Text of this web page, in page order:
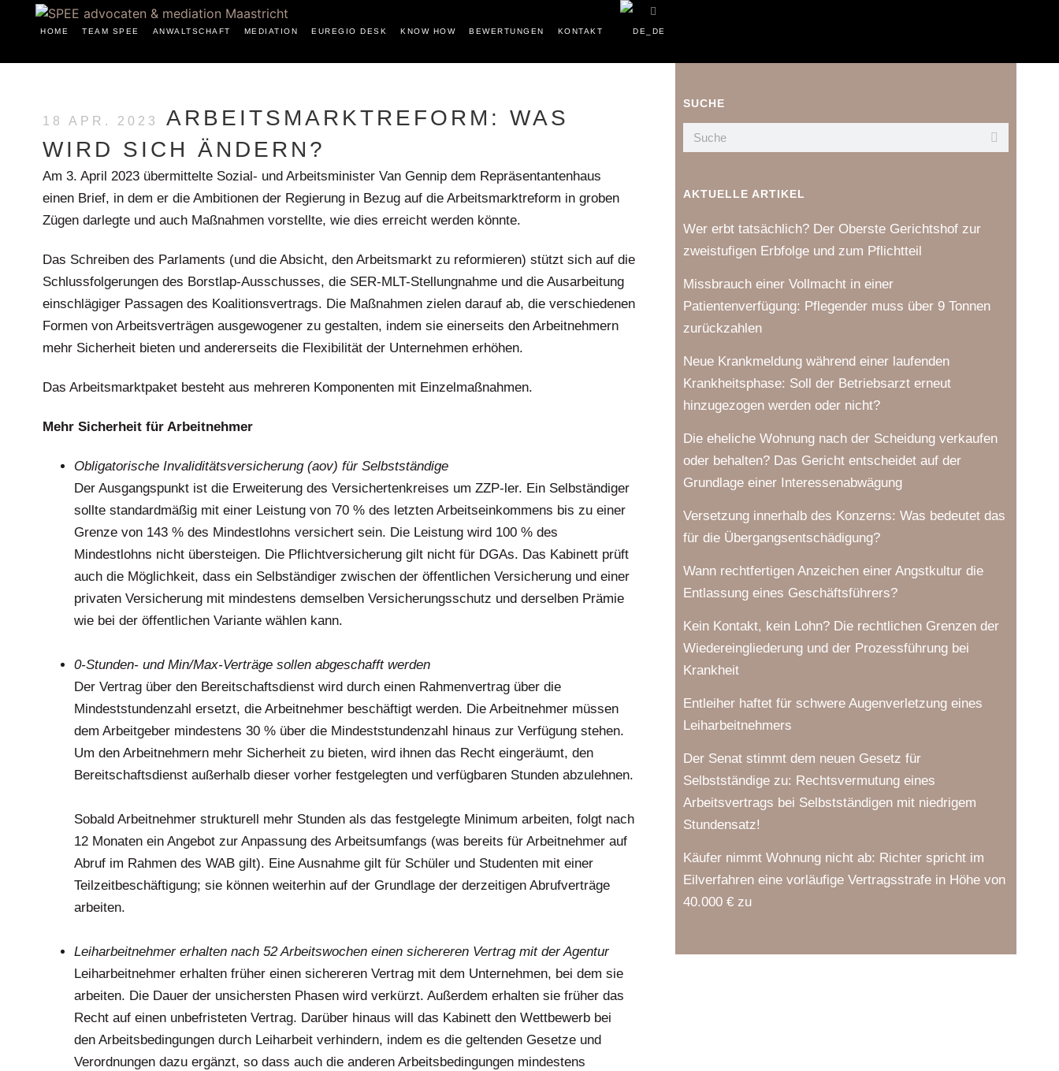
HOME TEAM SPEE ANWALTSCHAFT MEDIATION EUREGIO DESK KNOW HOW BEWERTUNGEN KONTAKT
18 APR. 2023
ARBEITSMARKTREFORM: WAS
WIRD SICH ÄNDERN?
Am 3. April 2023 übermittelte Sozial- und Arbeitsminister Van Gennip dem Repräsentantenhaus
einen Brief, in dem er die Ambitionen der Regierung in Bezug auf die Arbeitsmarktreform in groben
Zügen darlegte und auch Maßnahmen vorstellte, wie dies erreicht werden könnte.
Das Schreiben des Parlaments (und die Absicht, den Arbeitsmarkt zu reformieren) stützt sich auf die
Schlussfolgerungen des Borstlap-Ausschusses, die SER-MLT-Stellungnahme und die Ausarbeitung
einschlägiger Passagen des Koalitionsvertrags. Die Maßnahmen zielen darauf ab, die verschiedenen
Formen von Arbeitsverträgen ausgewogener zu gestalten, indem sie einerseits den Arbeitnehmern
mehr Sicherheit bieten und andererseits die Flexibilität der Unternehmen erhöhen.
Das Arbeitsmarktpaket besteht aus mehreren Komponenten mit Einzelmaßnahmen.
Mehr Sicherheit für Arbeitnehmer
Obligatorische Invaliditätsversicherung (aov) für Selbstständige
Der Ausgangspunkt ist die Erweiterung des Versichertenkreises um ZZP-ler. Ein Selbständiger
sollte standardmäßig mit einer Leistung von 70 % des letzten Arbeitseinkommens bis zu einer
Grenze von 143 % des Mindestlohns versichert sein. Die Leistung wird 100 % des
Mindestlohns nicht übersteigen. Die Pflichtversicherung gilt nicht für DGAs. Das Kabinett prüft
auch die Möglichkeit, dass ein Selbständiger zwischen der öffentlichen Versicherung und einer
privaten Versicherung mit mindestens demselben Versicherungsschutz und derselben Prämie
wie bei der öffentlichen Variante wählen kann.
0-Stunden- und Min/Max-Verträge sollen abgeschafft werden
Der Vertrag über den Bereitschaftsdienst wird durch einen Rahmenvertrag über die
Mindeststundenzahl ersetzt, die Arbeitnehmer beschäftigt werden. Die Arbeitnehmer müssen
dem Arbeitgeber mindestens 30 % über die Mindeststundenzahl hinaus zur Verfügung stehen.
Um den Arbeitnehmern mehr Sicherheit zu bieten, wird ihnen das Recht eingeräumt, den
Bereitschaftsdienst außerhalb dieser vorher festgelegten und verfügbaren Stunden abzulehnen.
Sobald Arbeitnehmer strukturell mehr Stunden als das festgelegte Minimum arbeiten, folgt nach
12 Monaten ein Angebot zur Anpassung des Arbeitsumfangs (was bereits für Arbeitnehmer auf
Abruf im Rahmen des WAB gilt). Eine Ausnahme gilt für Schüler und Studenten mit einer
Teilzeitbeschäftigung; sie können weiterhin auf der Grundlage der derzeitigen Abrufverträge
arbeiten.
Leiharbeitnehmer erhalten nach 52 Arbeitswochen einen sichereren Vertrag mit der Agentur
Leiharbeitnehmer erhalten früher einen sichereren Vertrag mit dem Unternehmen, bei dem sie
arbeiten. Die Dauer der unsichersten Phasen wird verkürzt. Außerdem erhalten sie früher das
Recht auf einen unbefristeten Vertrag. Darüber hinaus will das Kabinett den Wettbewerb bei
den Arbeitsbedingungen durch Leiharbeit verhindern, indem es die geltenden Gesetze und
Verordnungen dazu ergänzt, so dass auch die anderen Arbeitsbedingungen mindestens
SUCHE
AKTUELLE ARTIKEL
Wer erbt tatsächlich? Der Oberste Gerichtshof zur
zweistufigen Erbfolge und zum Pflichtteil
Missbrauch einer Vollmacht in einer
Patientenverfügung: Pflegender muss über 9 Tonnen
zurückzahlen
Neue Krankmeldung während einer laufenden
Krankheitsphase: Soll der Betriebsarzt erneut
hinzugezogen werden oder nicht?
Die eheliche Wohnung nach der Scheidung verkaufen
oder behalten? Das Gericht entscheidet auf der
Grundlage einer Interessenabwägung
Versetzung innerhalb des Konzerns: Was bedeutet das
für die Übergangsentschädigung?
Wann rechtfertigen Anzeichen einer Angstkultur die
Entlassung eines Geschäftsführers?
Kein Kontakt, kein Lohn? Die rechtlichen Grenzen der
Wiedereingliederung und der Prozessführung bei
Krankheit
Entleiher haftet für schwere Augenverletzung eines
Leiharbeitnehmers
Der Senat stimmt dem neuen Gesetz für
Selbstständige zu: Rechtsvermutung eines
Arbeitsvertrags bei Selbstständigen mit niedrigem
Stundensatz!
Käufer nimmt Wohnung nicht ab: Richter spricht im
Eilverfahren eine vorläufige Vertragsstrafe in Höhe von
40.000 € zu